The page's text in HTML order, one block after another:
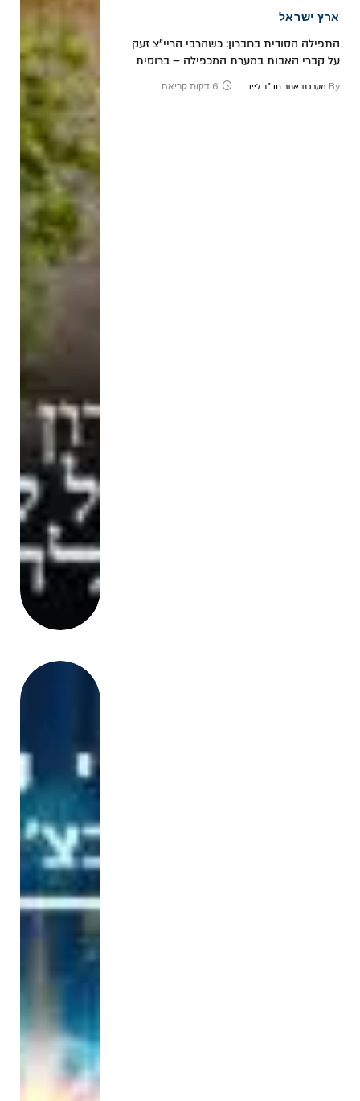
ארץ ישראל
התפילה הסודית בחברון: כשהרבי הריי"צ זעק
על קברי האבות במערת המכפילה – ברוסית
By מערכת אתר חב"ד לייב 6 דקות קריאה